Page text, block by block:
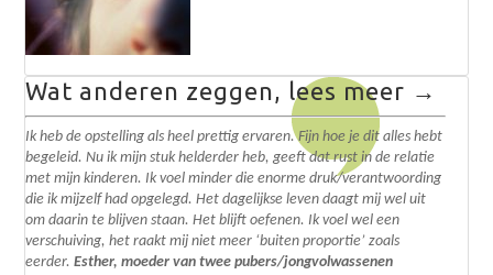
Wat anderen zeggen, lees meer →
Ik heb de opstelling als heel prettig ervaren. Fijn hoe je dit alles hebt
begeleid. Nu ik mijn stuk helderder heb, geeft dat rust in de relatie
met mijn kinderen. Ik voel minder die enorme druk/verantwoording
die ik mijzelf had opgelegd.Het dagelijkse leven daagt mij wel uit
om daarin te blijven staan. Het blijft oefenen. Ik voel wel een
verschuiving, het raakt mij niet meer ‘buiten proportie’ zoals
eerder.Esther, moeder van twee pubers/jongvolwassenen